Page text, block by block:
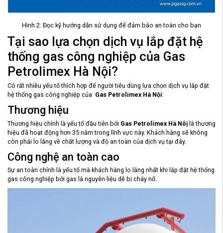
Hình 2: Đọc kỹ hướng dẫn sử dụng để đảm bảo an toàn cho bạn
Tại sao lựa chọn dịch vụ lắp đặt hệ
thống gas công nghiệp của Gas
Petrolimex Hà Nội?
Có rất nhiều yếu tố thích hợp để người tiêu dùng lựa chọn dịch vụ lắp đặt
hệ thống gas công nghiệp của Gas Petrolimex Hà Nội:
Thương hiệu
Thương hiệu chính là yếu tố đầu tiên bởi Gas Petrolimex Hà Nôị là thương
hiệu đã hoạt động hơn 35 năm trong lĩnh vực này. Khách hàng sẽ không
còn phải lo lắng về chất lượng và độ an toàn của dịch vụ tại đây.
Công nghệ an toàn cao
Sự an toàn chính là yếu tố mà khách hàng lo lắng nhất khi lắp đặt hệ thống
gas công nghiệp bởi gas là nguyên liệu dễ bị cháy nổ.